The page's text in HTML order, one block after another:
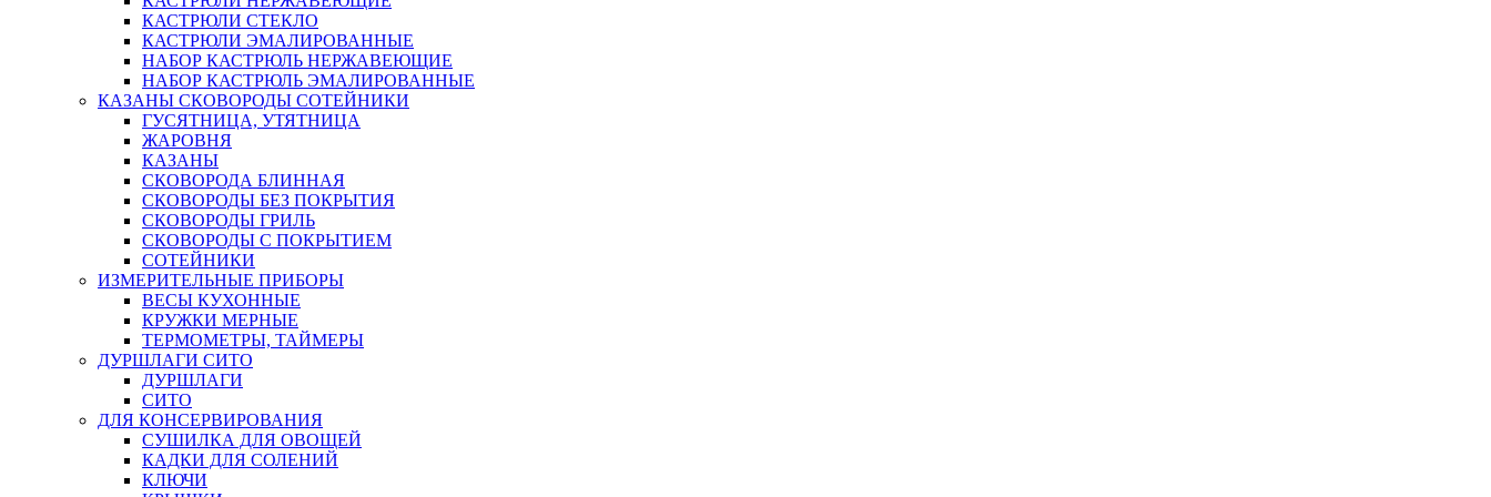
КАСТРЮЛИ СТЕКЛО
КАСТРЮЛИ ЭМАЛИРОВАННЫЕ
НАБОР КАСТРЮЛЬ НЕРЖАВЕЮЩИЕ
НАБОР КАСТРЮЛЬ ЭМАЛИРОВАННЫЕ
КАЗАНЫ СКОВОРОДЫ СОТЕЙНИКИ
ГУСЯТНИЦА, УТЯТНИЦА
ЖАРОВНЯ
КАЗАНЫ
СКОВОРОДА БЛИННАЯ
СКОВОРОДЫ БЕЗ ПОКРЫТИЯ
СКОВОРОДЫ ГРИЛЬ
СКОВОРОДЫ С ПОКРЫТИЕМ
СОТЕЙНИКИ
ИЗМЕРИТЕЛЬНЫЕ ПРИБОРЫ
ВЕСЫ КУХОННЫЕ
КРУЖКИ МЕРНЫЕ
ТЕРМОМЕТРЫ, ТАЙМЕРЫ
ДУРШЛАГИ СИТО
ДУРШЛАГИ
СИТО
ДЛЯ КОНСЕРВИРОВАНИЯ
СУШИЛКА ДЛЯ ОВОЩЕЙ
КАДКИ ДЛЯ СОЛЕНИЙ
КЛЮЧИ